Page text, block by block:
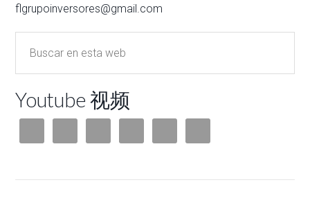
flgrupoinversores@gmail.com
Youtube 视频